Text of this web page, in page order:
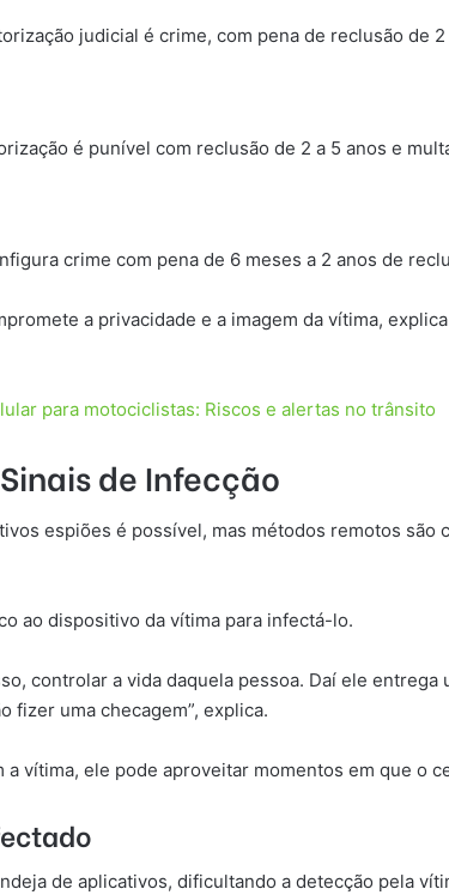
judicial é crime, com pena de reclusão de
é punível com reclusão de 2 a 5 anos e
crime com pena de 6 meses a 2 anos de
a privacidade e a imagem da vítima,
para motociclistas: Riscos e alertas no trânsito
de Infecção
espiões é possível, mas métodos remotos
ao dispositivo da vítima para infectá-lo.
controlar a vida daquela pessoa. Daí ele entrega
fizer uma checagem”, explica.
vítima, ele pode aproveitar momentos em que o
de aplicativos, dificultando a detecção pela